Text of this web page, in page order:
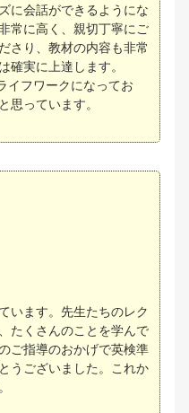
に会話ができるようにな
常に高く、親切丁寧にご
さり、教材の内容も非常
確実に上達します。
イフワークになってお
思っています。
います。先生たちのレク
たくさんのことを学んで
ご指導のおかげで英検準
うございました。これか